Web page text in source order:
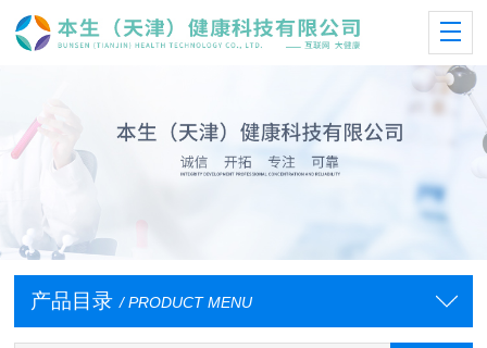
产品目录 / PRODUCT MENU